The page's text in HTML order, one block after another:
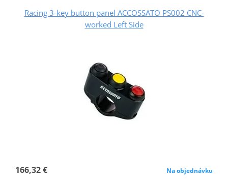
Racing 3-key button panel ACCOSSATO PS002 CNC-
worked Left Side
166,32 € Na objednávku